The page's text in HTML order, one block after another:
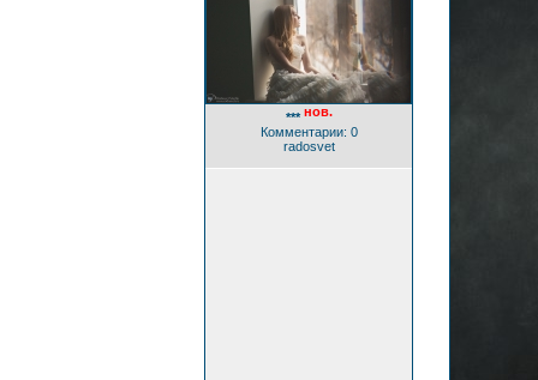
*** нов.
Комментарии: 0
radosvet